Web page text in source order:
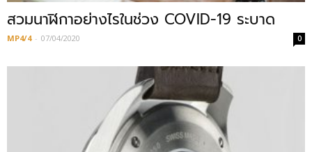
สวมนาฬิกาอย่างไรในช่วง COVID-19 ระบาด
MP4/4 - 07/04/2020 0